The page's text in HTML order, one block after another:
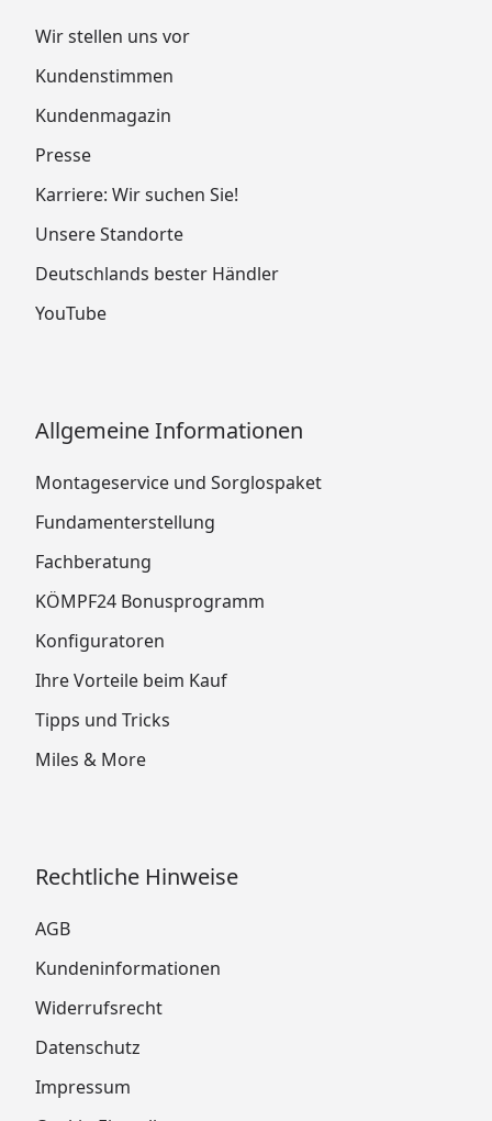
Wir stellen uns vor
Kundenstimmen
Kundenmagazin
Presse
Karriere: Wir suchen Sie!
Unsere Standorte
Deutschlands bester Händler
YouTube
Allgemeine Informationen
Montageservice und Sorglospaket
Fundamenterstellung
Fachberatung
KÖMPF24 Bonusprogramm
Konfiguratoren
Ihre Vorteile beim Kauf
Tipps und Tricks
Miles & More
Rechtliche Hinweise
AGB
Kundeninformationen
Widerrufsrecht
Datenschutz
Impressum